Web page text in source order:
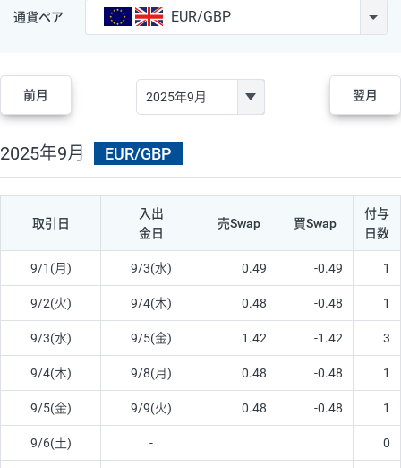
通貨ペア EUR/GBP
前月 翌月
2025年9月 EUR/GBP
取引日
入出
金日
売Swap 買Swap
付与
日数
9/1(月) 9/3(水) 0.49 -0.49 1
9/2(火) 9/4(木) 0.48 -0.48 1
9/3(水) 9/5(金) 1.42 -1.42 3
9/4(木) 9/8(月) 0.48 -0.48 1
9/5(金) 9/9(火) 0.48 -0.48 1
9/6(土) - 0